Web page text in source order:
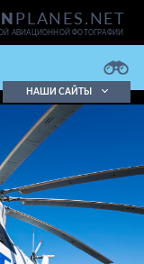
PLANES.NET
АВИАЦИОННОЙ ФОТОГРАФИИ
НАШИ САЙТЫ